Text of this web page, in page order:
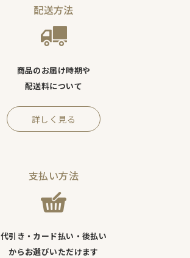
配送方法
商品のお届け時期や
配送料について
詳しく見る
支払い方法
代引き・カード払い・後払い
からお選びいただけます